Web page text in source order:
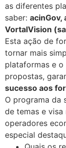
as diferentes
saber: acinGov,
VortalVision
Esta ação de
tornar mais
plataformas e
propostas,
sucesso aos
O programa da
de temas e
operadores
especial